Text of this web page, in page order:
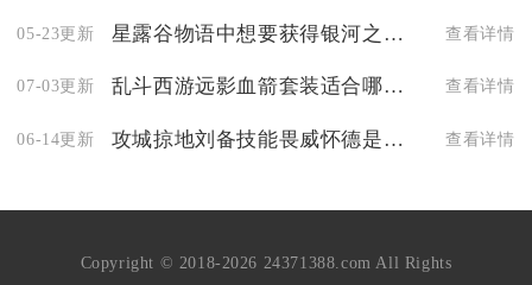
05-23更新 星露谷物语中想要获得银河之魂该怎么办 查看详情
07-03更新 乱斗西游远影血箭套装适合哪个职业 查看详情
06-14更新 攻城掠地刘备技能畏威怀德是怎么样的 查看详情
Copyright © 2018-2026 24371388.com All Rights